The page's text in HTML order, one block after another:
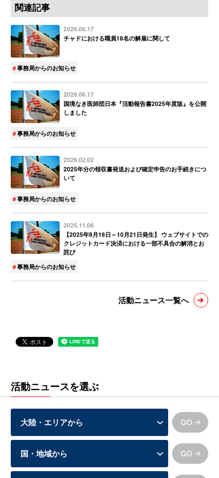
関連記事
2026.06.17
チャドにおける職員18名の解雇に関して
事務局からのお知らせ
2026.06.17
国境なき医師団日本『活動報告書2025年度版』を公開
しました
事務局からのお知らせ
2026.02.02
2025年分の領収書発送および確定申告のお手続きにつ
いて
事務局からのお知らせ
2025.11.06
【2025年9月16日～10月21日発生】 ウェブサイトでの
クレジットカード決済における一部不具合の解消とお
詫び
事務局からのお知らせ
活動ニュース一覧へ
活動ニュースを選ぶ
GO
GO